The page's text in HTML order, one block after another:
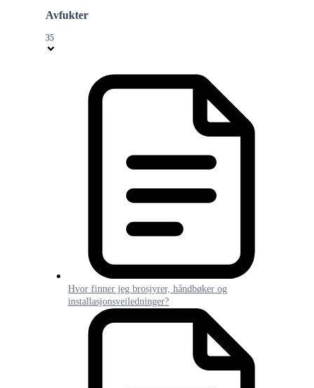
Avfukter
35
Hvor finner jeg brosjyrer, håndbøker og
installasjonsveiledninger?